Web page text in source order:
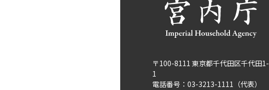
〒100-8111 東京都千代田区千代田1-
1
電話番号：03-3213-1111（代表）